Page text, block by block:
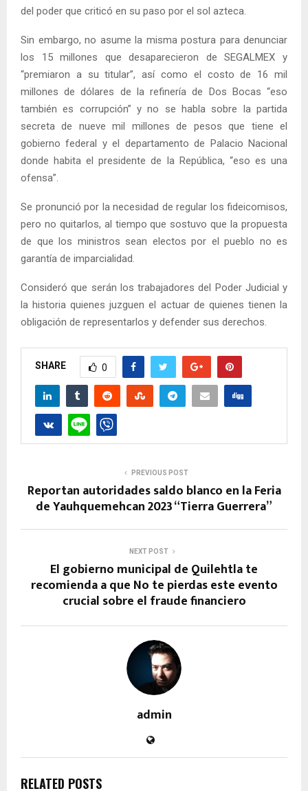
del poder que criticó en su paso por el sol azteca.
Sin embargo, no asume la misma postura para denunciar
los 15 millones que desaparecieron de SEGALMEX y
“premiaron a su titular”, así como el costo de 16 mil
millones de dólares de la refinería de Dos Bocas “eso
también es corrupción” y no se habla sobre la partida
secreta de nueve mil millones de pesos que tiene el
gobierno federal y el departamento de Palacio Nacional
donde habita el presidente de la República, “eso es una
ofensa”.
Se pronunció por la necesidad de regular los fideicomisos,
pero no quitarlos, al tiempo que sostuvo que la propuesta
de que los ministros sean electos por el pueblo no es
garantía de imparcialidad.
Consideró que serán los trabajadores del Poder Judicial y
la historia quienes juzguen el actuar de quienes tienen la
obligación de representarlos y defender sus derechos.
SHARE 0
PREVIOUS POST
Reportan autoridades saldo blanco en la Feria
de Yauhquemehcan 2023 “Tierra Guerrera”
NEXT POST
El gobierno municipal de Quilehtla te
recomienda a que No te pierdas este evento
crucial sobre el fraude financiero
admin
RELATED POSTS